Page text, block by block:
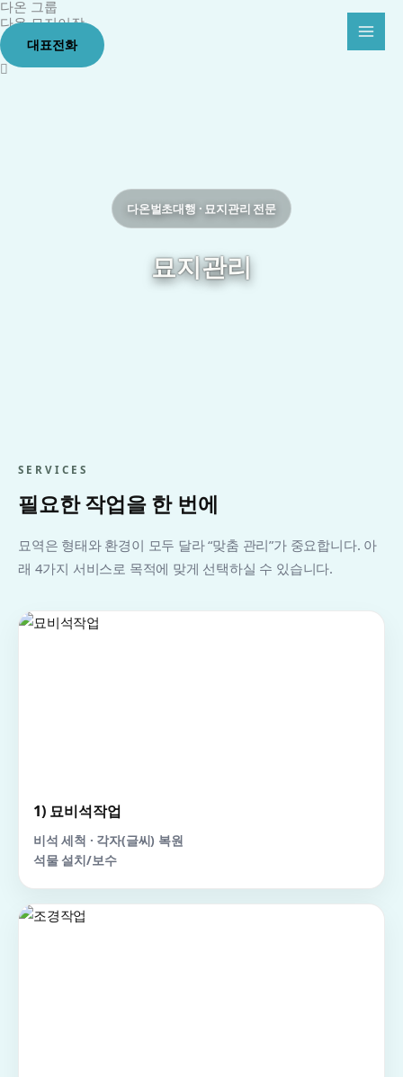
콘
텐
츠
다온 그룹
다온 묘지이장
대표전화
다온벌초대행 · 묘지관리 전문
묘지관리
SERVICES
필요한 작업을 한 번에
묘역은 형태와 환경이 모두 달라 “맞춤 관리”가 중요합니다. 아
래 4가지 서비스로 목적에 맞게 선택하실 수 있습니다.
1) 묘비석작업
비석 세척 · 각자(글씨) 복원
석물 설치/보수